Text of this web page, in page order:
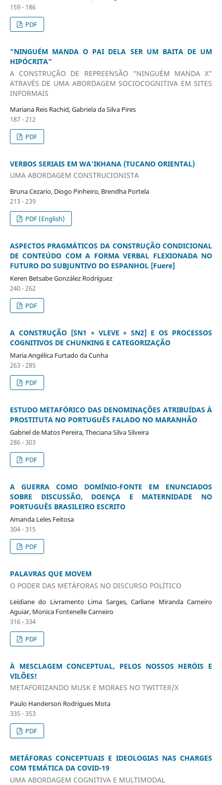
159 - 186
PDF
“NINGUÉM MANDA O PAI DELA SER UM BAITA DE UM
HIPÓCRITA”
A CONSTRUÇÃO DE REPREENSÃO “NINGUÉM MANDA X”
ATRAVÉS DE UMA ABORDAGEM SOCIOCOGNITIVA EM SITES
INFORMAIS
Mariana Reis Rachid, Gabriela da Silva Pires
187 - 212
PDF
VERBOS SERIAIS EM WA’IKHANA (TUCANO ORIENTAL)
UMA ABORDAGEM CONSTRUCIONISTA
Bruna Cezario, Diogo Pinheiro, Brendha Portela
213 - 239
PDF (English)
ASPECTOS PRAGMÁTICOS DA CONSTRUÇÃO CONDICIONAL
DE CONTEÚDO COM A FORMA VERBAL FLEXIONADA NO
FUTURO DO SUBJUNTIVO DO ESPANHOL [Fuere]
Keren Betsabe González Rodríguez
240 - 262
PDF
A CONSTRUÇÃO [SN1 + VLEVE + SN2] E OS PROCESSOS
COGNITIVOS DE CHUNKING E CATEGORIZAÇÃO
Maria Angélica Furtado da Cunha
263 - 285
PDF
ESTUDO METAFÓRICO DAS DENOMINAÇÕES ATRIBUÍDAS À
PROSTITUTA NO PORTUGUÊS FALADO NO MARANHÃO
Gabriel de Matos Pereira, Theciana Silva Silveira
286 - 303
PDF
A GUERRA COMO DOMÍNIO-FONTE EM ENUNCIADOS
SOBRE DISCUSSÃO, DOENÇA E MATERNIDADE NO
PORTUGUÊS BRASILEIRO ESCRITO
Amanda Leles Feitosa
304 - 315
PDF
PALAVRAS QUE MOVEM
O PODER DAS METÁFORAS NO DISCURSO POLÍTICO
Leidiane do Livramento Lima Sarges, Carliane Miranda Carneiro
Aguiar, Monica Fontenelle Carneiro
316 - 334
PDF
À MESCLAGEM CONCEPTUAL, PELOS NOSSOS HERÓIS E
VILÕES!
METAFORIZANDO MUSK E MORAES NO TWITTER/X
Paulo Handerson Rodrigues Mota
335 - 353
PDF
METÁFORAS CONCEPTUAIS E IDEOLOGIAS NAS CHARGES
COM TEMÁTICA DA COVID-19
UMA ABORDAGEM COGNITIVA E MULTIMODAL